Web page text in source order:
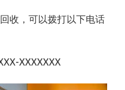
收，可以拨打以下电话
XXXXXXX